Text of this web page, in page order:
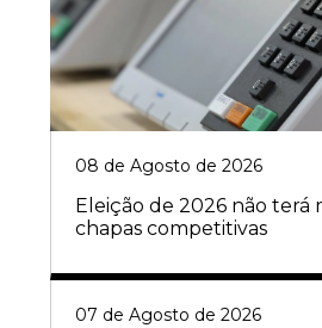
08 de Agosto de 2026
Eleição de 2026 não terá
chapas competitivas
07 de Agosto de 2026